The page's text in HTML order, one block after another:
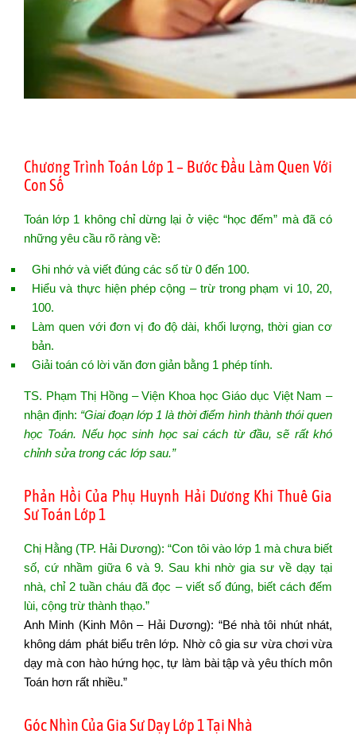
Chương Trình Toán Lớp 1 – Bước Đầu Làm Quen Với
Con Số
Toán lớp 1 không chỉ dừng lại ở việc “học đếm” mà đã có
những yêu cầu rõ ràng về:
Ghi nhớ và viết đúng các số từ 0 đến 100.
Hiểu và thực hiện phép cộng – trừ trong phạm vi 10, 20,
100.
Làm quen với đơn vị đo độ dài, khối lượng, thời gian cơ
bản.
Giải toán có lời văn đơn giản bằng 1 phép tính.
TS. Phạm Thị Hồng – Viện Khoa học Giáo dục Việt Nam –
nhận định: “Giai đoạn lớp 1 là thời điểm hình thành thói quen
học Toán. Nếu học sinh học sai cách từ đầu, sẽ rất khó
chỉnh sửa trong các lớp sau.”
Phản Hồi Của Phụ Huynh Hải Dương Khi Thuê Gia
Sư Toán Lớp 1
Chị Hằng (TP. Hải Dương): “Con tôi vào lớp 1 mà chưa biết
số, cứ nhầm giữa 6 và 9. Sau khi nhờ gia sư về dạy tại
nhà, chỉ 2 tuần cháu đã đọc – viết số đúng, biết cách đếm
lùi, cộng trừ thành thạo.”
Anh Minh (Kinh Môn – Hải Dương): “Bé nhà tôi nhút nhát,
không dám phát biểu trên lớp. Nhờ cô gia sư vừa chơi vừa
dạy mà con hào hứng học, tự làm bài tập và yêu thích môn
Toán hơn rất nhiều.”
Góc Nhìn Của Gia Sư Dạy Lớp 1 Tại Nhà